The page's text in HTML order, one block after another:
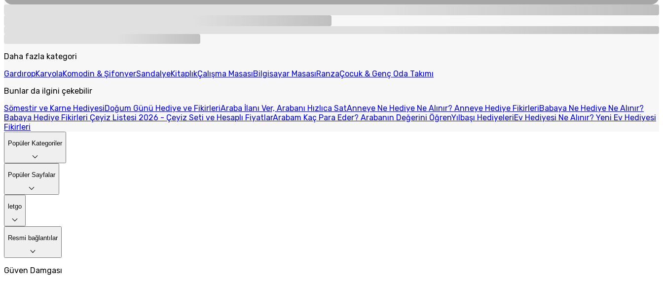
Daha fazla kategori
GardıropKaryolaKomodin & ŞifonyerSandalyeKitaplıkÇalışma MasasıBilgisayar MasasıRanzaÇocuk & Genç Oda Takımı
Bunlar da ilgini çekebilir
Sömestir ve Karne HediyesiDoğum Günü Hediye ve FikirleriAraba İlanı Ver, Arabanı Hızlıca SatAnneye Ne Hediye Ne Alınır? Anneye Hediye FikirleriBabaya Ne Hediye Ne Alınır?
Babaya Hediye Fikirleri Çeyiz Listesi 2026 - Çeyiz Seti ve Hesaplı FiyatlarArabam Kaç Para Eder? Arabanın Değerini ÖğrenYılbaşı HediyeleriEv Hediyesi Ne Alınır? Yeni Ev Hediyesi
Fikirleri
Popüler Kategoriler
Popüler Sayfalar
letgo
Resmi bağlantılar
Güven Damgası